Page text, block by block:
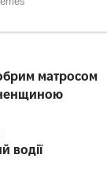
матросом
водії